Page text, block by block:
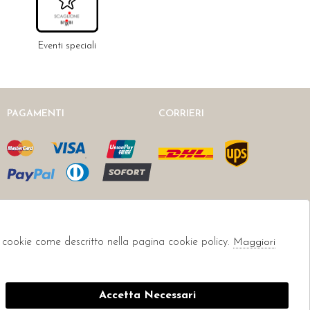
Eventi speciali
PAGAMENTI CORRIERI
come descritto nella pagina cookie policy. Maggiori
Accetta Necessari